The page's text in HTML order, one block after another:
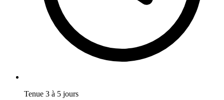
Tenue 3 à 5 jours